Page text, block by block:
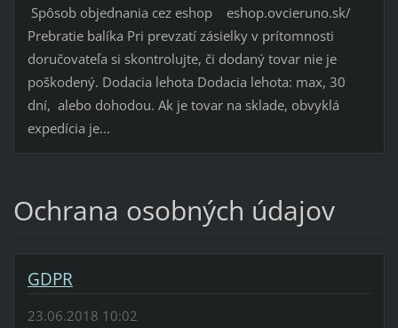
Spôsob objednania cez eshop eshop.ovcieruno.sk/
Prebratie balíka Pri prevzatí zásielky v prítomnosti
doručovateľa si skontrolujte, či dodaný tovar nie je
poškodený. Dodacia lehota Dodacia lehota: max, 30
dní, alebo dohodou. Ak je tovar na sklade, obvyklá
expedícia je...
Ochrana osobných údajov
GDPR
23.06.2018 10:02